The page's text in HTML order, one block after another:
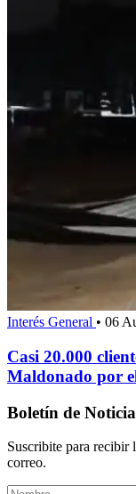
Interés General • 06
Casi 20.000
Maldonado por
Boletín de
Suscribite para recibir
correo.